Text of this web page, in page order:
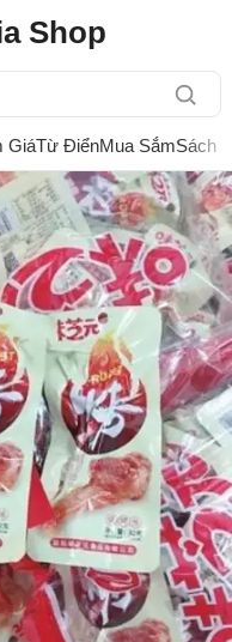
Shop
GiáTừ ĐiểnMua SắmSách